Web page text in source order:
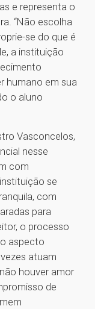
e representa o
“Não escolha
se do que é
a instituição
humano em sua
o aluno
Vasconcelos,
nesse
com
se
com
para
o processo
aspecto
atuam
houver amor
de